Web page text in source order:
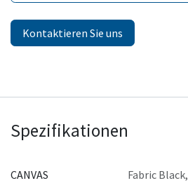
Kontaktieren Sie uns
Spezifikationen
CANVAS
Fabric Black,